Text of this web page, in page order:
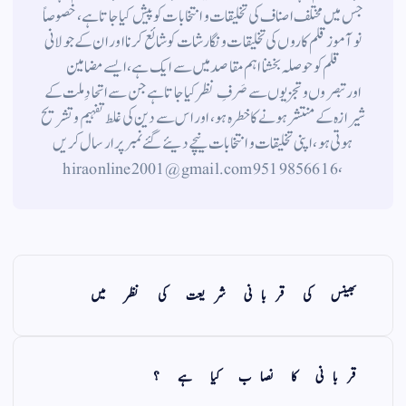
جس میں مختلف اصناف کی تخلیقات و انتخابات کو پیش کیا جاتا ہے ، خصوصاً
نوآموز قلم کاروں کی تخلیقات و نگارشات کو شائع کرنا اور ان کے جولانی
قلم کوحوصلہ بخشنا اہم مقاصد میں سے ایک ہے ، ایسے مضامین
اورتبصروں وتجزیوں سے صَرفِ نظر کیا جاتاہے جن سے اتحادِ ملت کے
شیرازہ کے منتشر ہونے کاخطرہ ہو ، اور اس سے دین کی غلط تفہیم وتشریح
ہوتی ہو، اپنی تخلیقات و انتخابات نیچے دیئے گئے نمبر پر ارسال کریں
، 9519856616 hiraonline2001@gmail.com
بھینس کی قربانی شریعت کی نظر میں
قربانی کا نصاب کیا ہے ؟